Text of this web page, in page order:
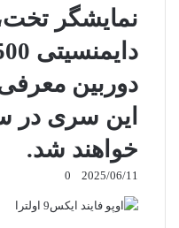
نمایشگر
دوربین
این سری در
خواهند شد.
2025/06/11
0